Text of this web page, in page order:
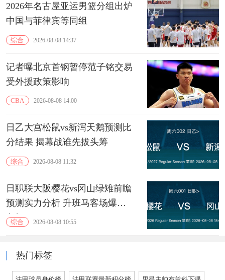
2026年名古屋亚运男篮分组出炉
中国与菲律宾等同组
综合 2026-08-08 14:37
记者曝北京首钢暂停范子铭交易
受外援政策影响
CBA 2026-08-08 14:00
日乙大宫松鼠vs新泻天鹅预测比
分结果 揭幕战谁先拔头筹
综合 2026-08-08 11:32
日职联大阪樱花vs冈山绿雉前瞻
预测实力分析 升班马客场爆冷
良机
综合 2026-08-08 10:55
热门标签